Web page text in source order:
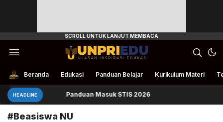
UnpriEdu
Ulasan Inspirasi Edukasi
Beranda Edukasi Panduan Belajar Kurikulum Materi
HEADLINE Panduan Masuk STIS 2026
#Beasiswa NU